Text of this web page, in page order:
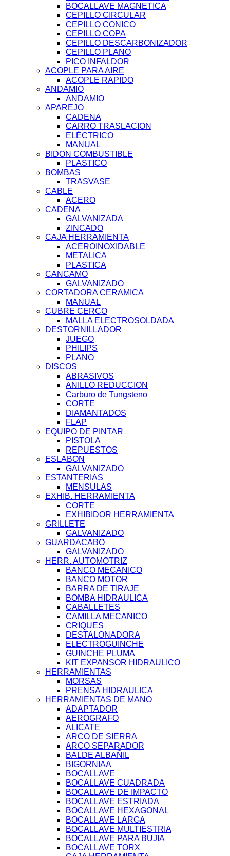
BOCALLAVE MAGNETICA
CEPILLO CIRCULAR
CEPILLO CONICO
CEPILLO COPA
CEPILLO DESCARBONIZADOR
CEPILLO PLANO
PICO INFALDOR
ACOPLE PARA AIRE
ACOPLE RAPIDO
ANDAMIO
ANDAMIO
APAREJO
CADENA
CARRO TRASLACION
ELÉCTRICO
MANUAL
BIDON COMBUSTIBLE
PLASTICO
BOMBAS
TRASVASE
CABLE
ACERO
CADENA
GALVANIZADA
ZINCADO
CAJA HERRAMIENTA
ACEROINOXIDABLE
METALICA
PLASTICA
CANCAMO
GALVANIZADO
CORTADORA CERAMICA
MANUAL
CUBRE CERCO
MALLA ELECTROSOLDADA
DESTORNILLADOR
JUEGO
PHILIPS
PLANO
DISCOS
ABRASIVOS
ANILLO REDUCCION
Carburo de Tungsteno
CORTE
DIAMANTADOS
FLAP
EQUIPO DE PINTAR
PISTOLA
REPUESTOS
ESLABON
GALVANIZADO
ESTANTERIAS
MENSULAS
EXHIB. HERRAMIENTA
CORTE
EXHIBIDOR HERRAMIENTA
GRILLETE
GALVANIZADO
GUARDACABO
GALVANIZADO
HERR. AUTOMOTRIZ
BANCO MECANICO
BANCO MOTOR
BARRA DE TIRAJE
BOMBA HIDRAULICA
CABALLETES
CAMILLA MECANICO
CRIQUES
DESTALONADORA
ELECTROGUINCHE
GUINCHE PLUMA
KIT EXPANSOR HIDRAULICO
HERRAMIENTAS
MORSAS
PRENSA HIDRAULICA
HERRAMIENTAS DE MANO
ADAPTADOR
AEROGRAFO
ALICATE
ARCO DE SIERRA
ARCO SEPARADOR
BALDE ALBAÑIL
BIGORNIAA
BOCALLAVE
BOCALLAVE CUADRADA
BOCALLAVE DE IMPACTO
BOCALLAVE ESTRIADA
BOCALLAVE HEXAGONAL
BOCALLAVE LARGA
BOCALLAVE MULTIESTRIA
BOCALLAVE PARA BUJIA
BOCALLAVE TORX